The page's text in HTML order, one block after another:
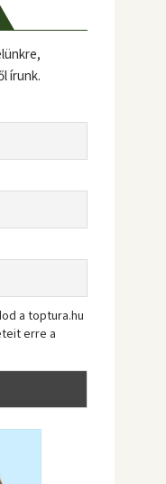
írunk.
a toptura.hu
erre a